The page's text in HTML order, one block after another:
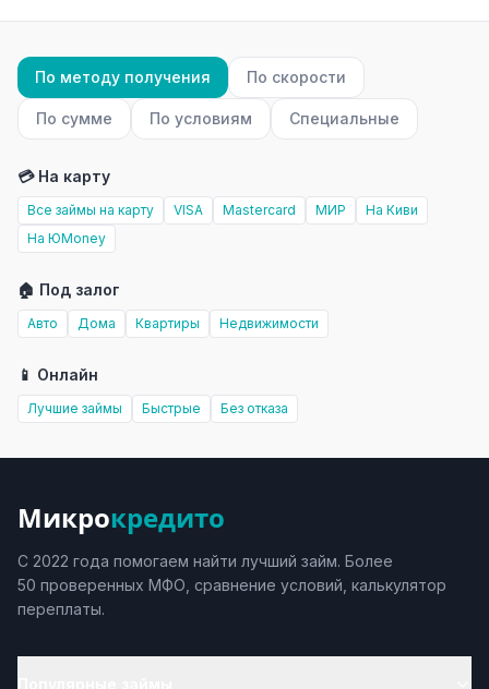
По методу получения По скорости
По сумме По условиям Специальные
💳 На карту
Все займы на карту VISA Mastercard МИР
На Киви
На ЮMoney
🏠 Под залог
Авто Дома Квартиры Недвижимости
📱 Онлайн
Лучшие займы Быстрые Без отказа
Микрокредито
С 2022 года помогаем найти лучший займ. Более
50 проверенных МФО, сравнение условий, калькулятор
переплаты.